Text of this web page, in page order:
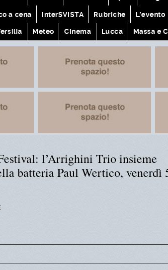
a cena interSVISTA Rubriche L'evento
Meteo Cinema Lucca Massa e
l’Arrighini Trio insieme
batteria Paul Wertico, venerdì